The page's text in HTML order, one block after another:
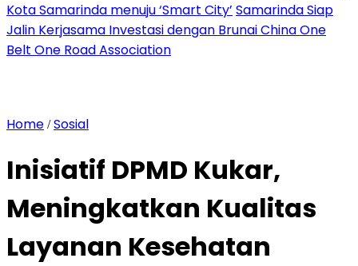
Kota Samarinda menuju ‘Smart City’ Samarinda Siap
Jalin Kerjasama Investasi dengan Brunai China One
Belt One Road Association
Home /Sosial
Inisiatif DPMD Kukar,
Meningkatkan Kualitas
Layanan Kesehatan